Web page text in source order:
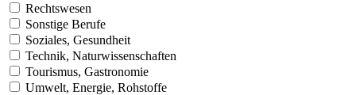
Rechtswesen
Sonstige Berufe
Soziales, Gesundheit
Technik, Naturwissenschaften
Tourismus, Gastronomie
Umwelt, Energie, Rohstoffe